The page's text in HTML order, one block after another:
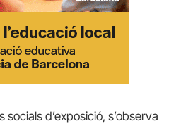
socials d’exposició, s’observa